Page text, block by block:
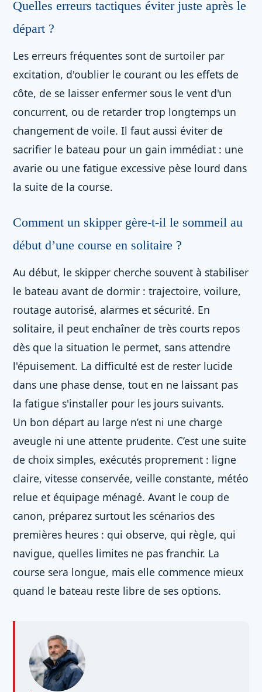
Quelles erreurs tactiques éviter juste après le
départ ?
Les erreurs fréquentes sont de surtoiler par
excitation, d'oublier le courant ou les effets de
côte, de se laisser enfermer sous le vent d'un
concurrent, ou de retarder trop longtemps un
changement de voile. Il faut aussi éviter de
sacrifier le bateau pour un gain immédiat : une
avarie ou une fatigue excessive pèse lourd dans
la suite de la course.
Comment un skipper gère-t-il le sommeil au
début d’une course en solitaire ?
Au début, le skipper cherche souvent à stabiliser
le bateau avant de dormir : trajectoire, voilure,
routage autorisé, alarmes et sécurité. En
solitaire, il peut enchaîner de très courts repos
dès que la situation le permet, sans attendre
l'épuisement. La difficulté est de rester lucide
dans une phase dense, tout en ne laissant pas
la fatigue s'installer pour les jours suivants.
Un bon départ au large n’est ni une charge
aveugle ni une attente prudente. C’est une suite
de choix simples, exécutés proprement : ligne
claire, vitesse conservée, veille constante, météo
relue et équipage ménagé. Avant le coup de
canon, préparez surtout les scénarios des
premières heures : qui observe, qui règle, qui
navigue, quelles limites ne pas franchir. La
course sera longue, mais elle commence mieux
quand le bateau reste libre de ses options.